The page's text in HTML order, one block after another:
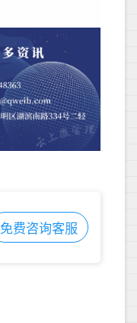
免费咨询客服